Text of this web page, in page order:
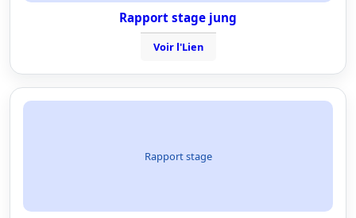
Rapport stage jung
Voir l'Lien
Rapport stage